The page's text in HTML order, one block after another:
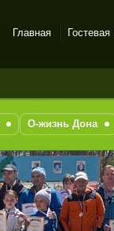
Главная Гостевая
О-жизнь Дона